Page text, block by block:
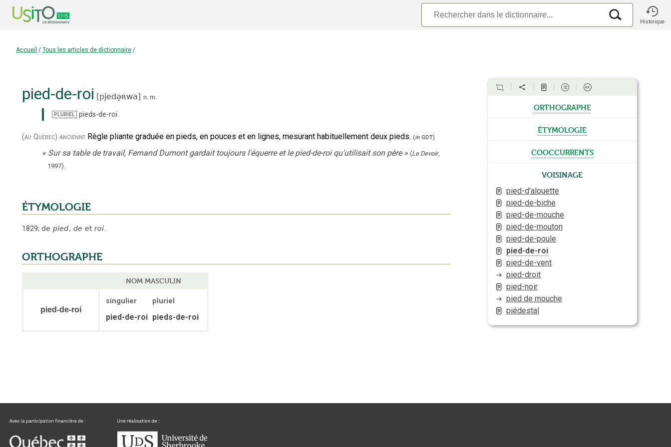
Historique
Accueil / Tous les articles de dictionnaire /
pied-de-roi [pjedə̠ʀwa] n. m.
PLURIEL pieds-de-roi.
(au Québec) anciennt Règle pliante graduée en pieds, en pouces et en lignes, mesurant habituellement deux pieds. (in GDT)
« Sur sa table de travail, Fernand Dumont gardait toujours l'équerre et le pied-de-roi qu'utilisait son père » (Le Devoir,
1997).
ÉTYMOLOGIE
1829; de pied, de et roi.
ORTHOGRAPHE
NOM MASCULIN
pied-de-roi
singulier pluriel
pied-de-roi pieds-de-roi
orthographe
étymologie
cooccurrents
Voisinage
pied-d'alouette
pied-de-biche
pied-de-mouche
pied-de-mouton
pied-de-poule
pied-de-roi
pied-de-vent
pied-droit
pied-noir
pied de mouche
piédestal